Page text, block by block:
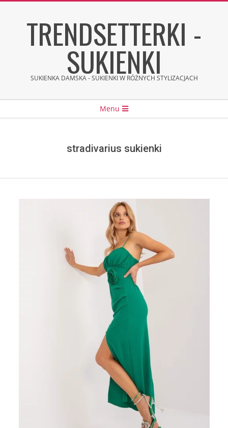
TRENDSETTERKI -
SUKIENKI
SUKIENKA DAMSKA - SUKIENKI W RÓŻNYCH STYLIZACJACH
Menu
stradivarius sukienki